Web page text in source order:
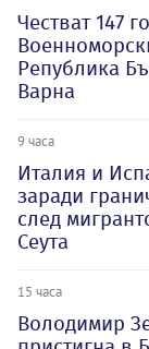
Честват 147
Република
Варна
9 часа
Италия и
заради
след
Сеута
15 часа
Володимир